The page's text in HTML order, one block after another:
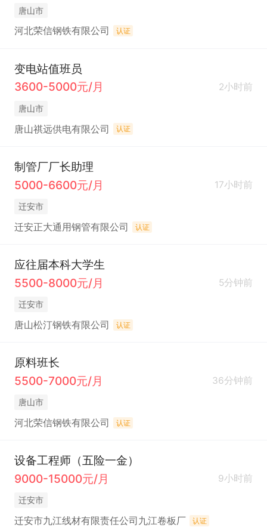
唐山市
河北荣信钢铁有限公司 认证
变电站值班员
3600-5000元/月
2小时前
唐山市
唐山祺远供电有限公司 认证
制管厂厂长助理
5000-6600元/月
17小时前
迁安市
迁安正大通用钢管有限公司 认证
应往届本科大学生
5500-8000元/月
5分钟前
迁安市
唐山松汀钢铁有限公司 认证
原料班长
5500-7000元/月
36分钟前
唐山市
河北荣信钢铁有限公司 认证
设备工程师（五险一金）
9000-15000元/月
9小时前
迁安市
迁安市九江线材有限责任公司九江卷板厂 认证